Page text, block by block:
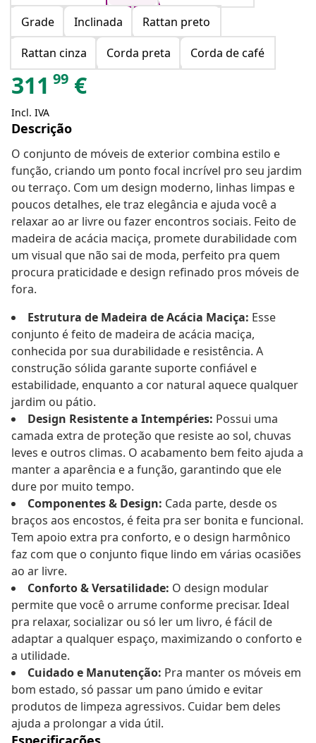
Grade
Inclinada
Rattan preto
Rattan cinza
Corda preta Corda de café
311 99 €
Incl. IVA
Descrição
O conjunto de móveis de exterior combina estilo e
função, criando um ponto focal incrível pro seu jardim
ou terraço. Com um design moderno, linhas limpas e
poucos detalhes, ele traz elegância e ajuda você a
relaxar ao ar livre ou fazer encontros sociais. Feito de
madeira de acácia maciça, promete durabilidade com
um visual que não sai de moda, perfeito pra quem
procura praticidade e design refinado pros móveis de
fora.
Estrutura de Madeira de Acácia Maciça: Esse
conjunto é feito de madeira de acácia maciça,
conhecida por sua durabilidade e resistência. A
construção sólida garante suporte confiável e
estabilidade, enquanto a cor natural aquece qualquer
jardim ou pátio.
Design Resistente a Intempéries: Possui uma
camada extra de proteção que resiste ao sol, chuvas
leves e outros climas. O acabamento bem feito ajuda a
manter a aparência e a função, garantindo que ele
dure por muito tempo.
Componentes & Design: Cada parte, desde os
braços aos encostos, é feita pra ser bonita e funcional.
Tem apoio extra pra conforto, e o design harmônico
faz com que o conjunto fique lindo em várias ocasiões
ao ar livre.
Conforto & Versatilidade: O design modular
permite que você o arrume conforme precisar. Ideal
pra relaxar, socializar ou só ler um livro, é fácil de
adaptar a qualquer espaço, maximizando o conforto e
a utilidade.
Cuidado e Manutenção: Pra manter os móveis em
bom estado, só passar um pano úmido e evitar
produtos de limpeza agressivos. Cuidar bem deles
ajuda a prolongar a vida útil.